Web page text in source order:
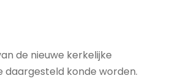
de nieuwe kerkelijke
daargesteld konde worden.